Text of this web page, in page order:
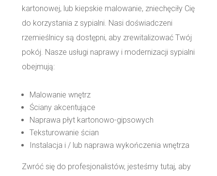
kartonowej, lub kiepskie malowanie, zniechęciły Cię
do korzystania z sypialni. Nasi doświadczeni
rzemieślnicy są dostępni, aby zrewitalizować Twój
pokój. Nasze usługi naprawy i modernizacji sypialni
obejmują:
Malowanie wnętrz
Ściany akcentujące
Naprawa płyt kartonowo-gipsowych
Teksturowanie ścian
Instalacja i / lub naprawa wykończenia wnętrza
Zwróć się do profesjonalistów, jesteśmy tutaj, aby